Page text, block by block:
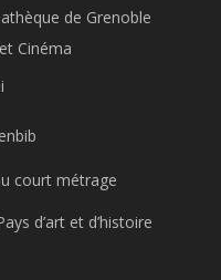
de Grenoble
Cinéma
court métrage
d’art et d’histoire